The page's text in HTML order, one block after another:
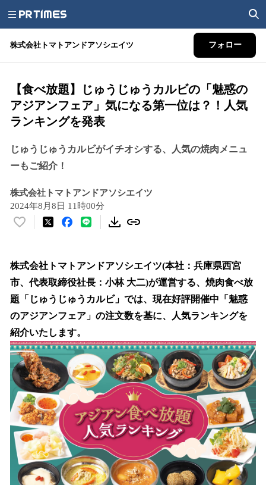
株式会社トマトアンドアソシエイツ フォロー
【食べ放題】じゅうじゅうカルビの「魅惑の
アジアンフェア」気になる第一位は？！人気
ランキングを発表
じゅうじゅうカルビがイチオシする、人気の焼肉メニュ
ーもご紹介！
株式会社トマトアンドアソシエイツ
2024年8月8日 11時00分
い
！
数
を
読
み
込
み
中
で
す
株式会社トマトアンドアソシエイツ(本社：兵庫県西宮
市、代表取締役社長：小林 大二)が運営する、焼肉食べ放
題「じゅうじゅうカルビ」では、現在好評開催中「魅惑
のアジアンフェア」の注文数を基に、人気ランキングを
紹介いたします。